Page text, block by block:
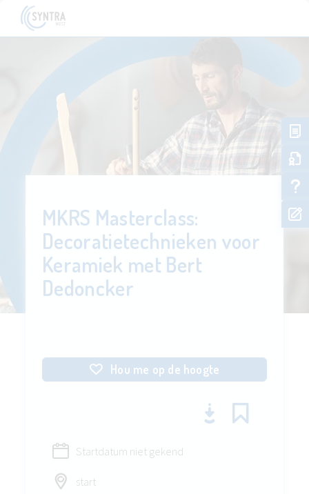
MKRS Masterclass:
Decoratietechnieken voor
Keramiek met Bert
Dedoncker
Hou me op de hoogte
Startdatum niet gekend
start